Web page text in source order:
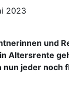
2023
und
Altersrente
nun jeder noch